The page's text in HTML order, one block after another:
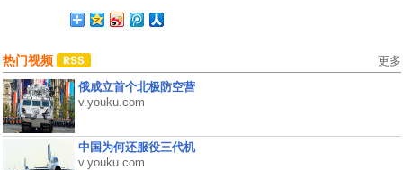
热门视频 更多
俄成立首个北极防空营
v.youku.com
中国为何还服役三代机
v.youku.com